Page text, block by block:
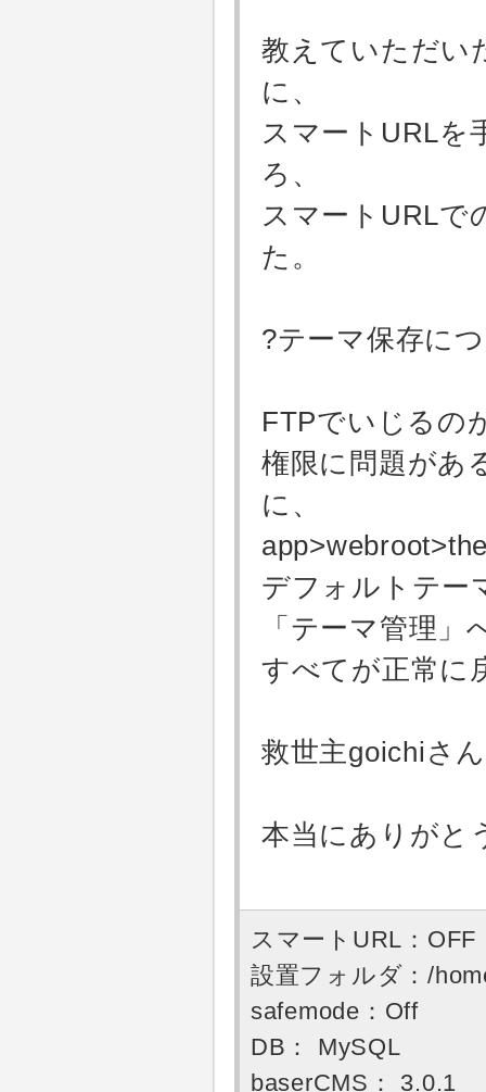
教えていただい
に、
スマートURLを
ろ、
スマートURLで
た。
?テーマ保存に
FTPでいじるの
権限に問題があ
に、
デフォルトテー
「テーマ管理
すべてが正常に
救世主goichiさ
本当にありがと
スマートURL：OFF
設置フォルダ：/
safemode：Off
DB： MySQL
baserCMS： 3.0.1